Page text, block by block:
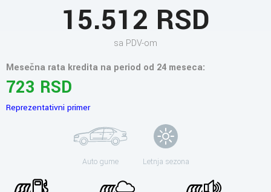
15.512 RSD
sa PDV-om
Mesečna rata kredita na period od 24 meseca:
723 RSD
Reprezentativni primer
Auto gume Letnja sezona